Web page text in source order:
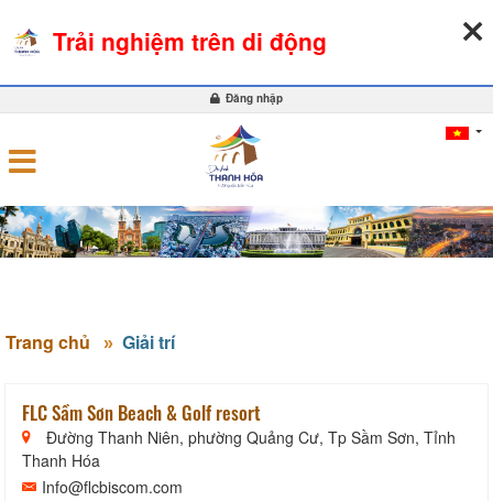
Đăng nhập
Trang chủ Giải trí
FLC Sầm Sơn Beach & Golf resort
Đường Thanh Niên, phường Quảng Cư, Tp Sầm Sơn, Tỉnh
Thanh Hóa
Info@flcbiscom.com
Trải nghiệm trên di động